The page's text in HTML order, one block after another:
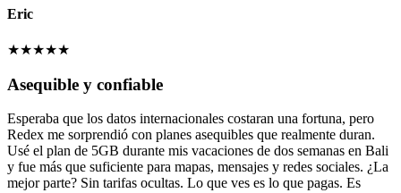
Eric
★★★★★
Asequible y confiable
Esperaba que los datos internacionales costaran una fortuna, pero
Redex me sorprendió con planes asequibles que realmente duran.
Usé el plan de 5GB durante mis vacaciones de dos semanas en Bali
y fue más que suficiente para mapas, mensajes y redes sociales. ¿La
mejor parte? Sin tarifas ocultas. Lo que ves es lo que pagas. Es